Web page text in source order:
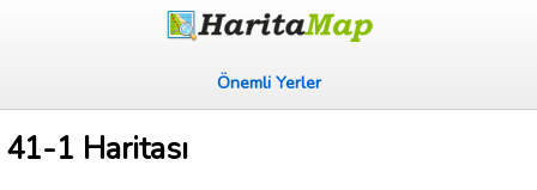
Önemli Yerler
41-1 Haritası